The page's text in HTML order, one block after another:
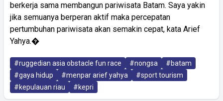
berkerja sama membangun pariwisata Batam. Saya yakin
jika semuanya berperan aktif maka percepatan
pertumbuhan pariwisata akan semakin cepat, kata Arief
Yahya.�
#ruggedian asia obstacle fun race #nongsa
#batam
#gaya hidup
#menpar arief yahya
#sport tourism
#kepulauan riau
#kepri